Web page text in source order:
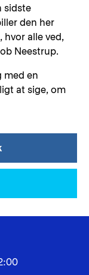
sidste
den her
hvor alle ved,
Neestrup.
med en
at sige, om